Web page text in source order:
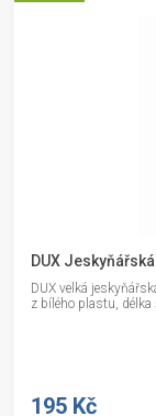
DUX
DUX velká
z bílého plastu,
195 Kč